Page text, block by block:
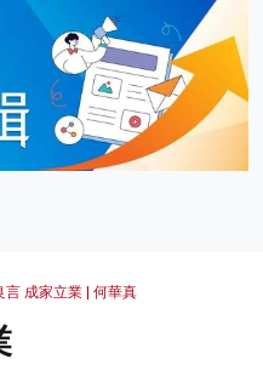
言 成家立業 | 何華真